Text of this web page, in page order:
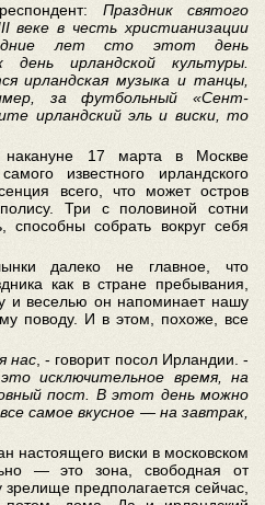
Праздник святого
веке в честь христианизации
лет сто этот день
ирландской культуры.
ирландская музыка и танцы,
за футбольный «Сент-
ирландский эль и виски, то
17 марта в Москве
известного ирландского
всего, что может остров
Три с половиной сотни
способны собрать вокруг себя
далеко не главное, что
как в стране пребывания,
и веселью он напоминает нашу
поводу. И в этом, похоже, все
нас , - говорит посол Ирландии. -
исключительное время, на
пост. В этот день можно
самое вкусное — на завтрак,
настоящего виски в московском
— это зона, свободная от
предполагается сейчас,